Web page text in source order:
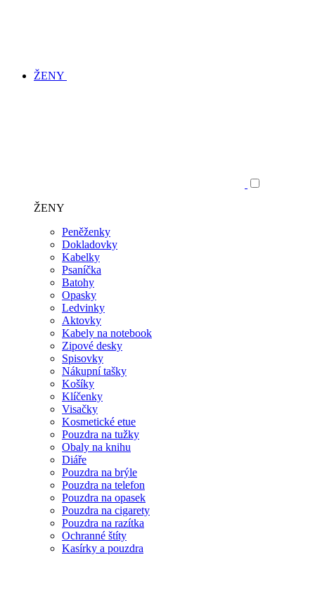
ŽENY
ŽENY
Peněženky
Dokladovky
Kabelky
Psaníčka
Batohy
Opasky
Ledvinky
Aktovky
Kabely na notebook
Zipové desky
Spisovky
Nákupní tašky
Košíky
Klíčenky
Visačky
Kosmetické etue
Pouzdra na tužky
Obaly na knihu
Diáře
Pouzdra na brýle
Pouzdra na telefon
Pouzdra na opasek
Pouzdra na cigarety
Pouzdra na razítka
Ochranné štíty
Kasírky a pouzdra